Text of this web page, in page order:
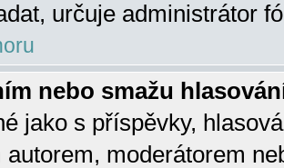
určuje administrátor
nebo smažu
jako s příspěvky,
autorem, moderátorem